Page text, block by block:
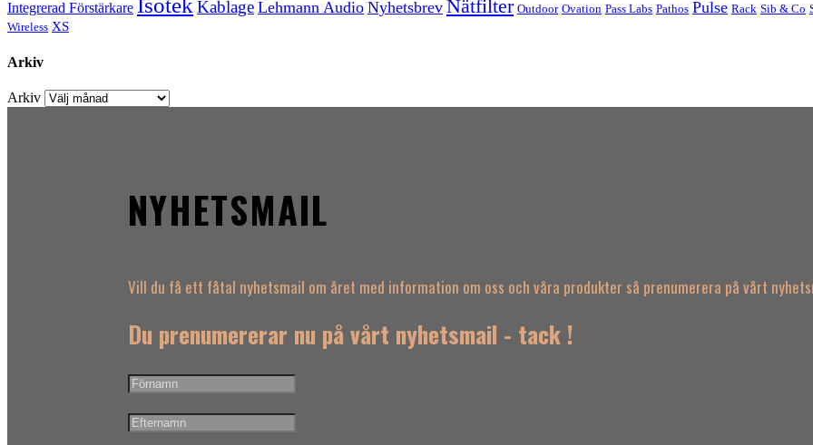
Integrerad Förstärkare Isotek Kablage Lehmann Audio Nyhetsbrev Nätfilter Outdoor Ovation Pass Labs Pathos Pulse Rack Sib & Co
Wireless XS
Arkiv
Arkiv
NYHETSMAIL
Vill du få ett fåtal nyhetsmail om året med information om oss och våra produkter så prenumerera på vårt
Du prenumererar nu på vårt nyhetsmail - tack !